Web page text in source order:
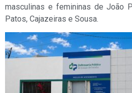
masculinas e femininas de João
Patos, Cajazeiras e Sousa.